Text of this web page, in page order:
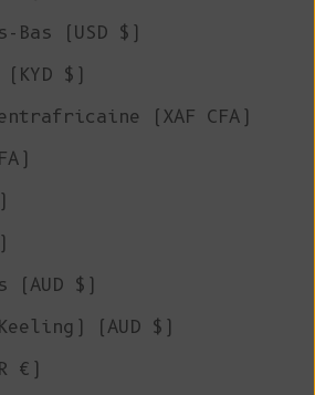
Bas (USD $)
$)
(XAF CFA)
(AUD $)
(AUD $)
€)